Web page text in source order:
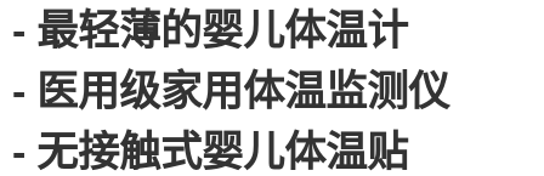
- 最轻薄的婴儿体温计
- 医用级家用体温监测仪
- 无接触式婴儿体温贴